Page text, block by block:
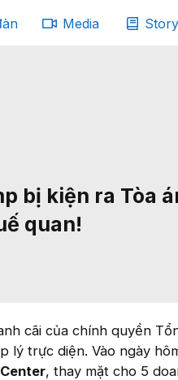
Media Story
bị kiện ra Tòa
quan!
cãi của chính quyền
lý trực diện. Vào ngày
, thay mặt cho 5